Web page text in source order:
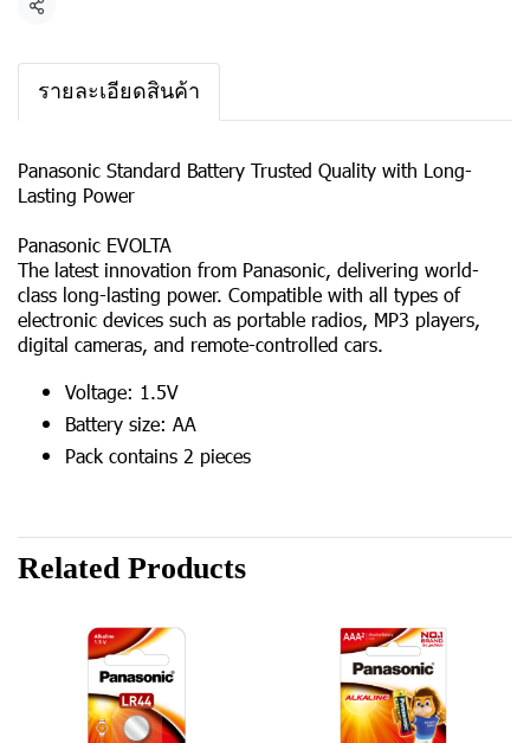
Share
รายละเอียดสินค้า
Panasonic Standard Battery Trusted Quality with Long-
Lasting Power
Panasonic EVOLTA
The latest innovation from Panasonic, delivering world-
class long-lasting power. Compatible with all types of
electronic devices such as portable radios, MP3 players,
digital cameras, and remote-controlled cars.
Voltage: 1.5V
Battery size: AA
Pack contains 2 pieces
Related Products